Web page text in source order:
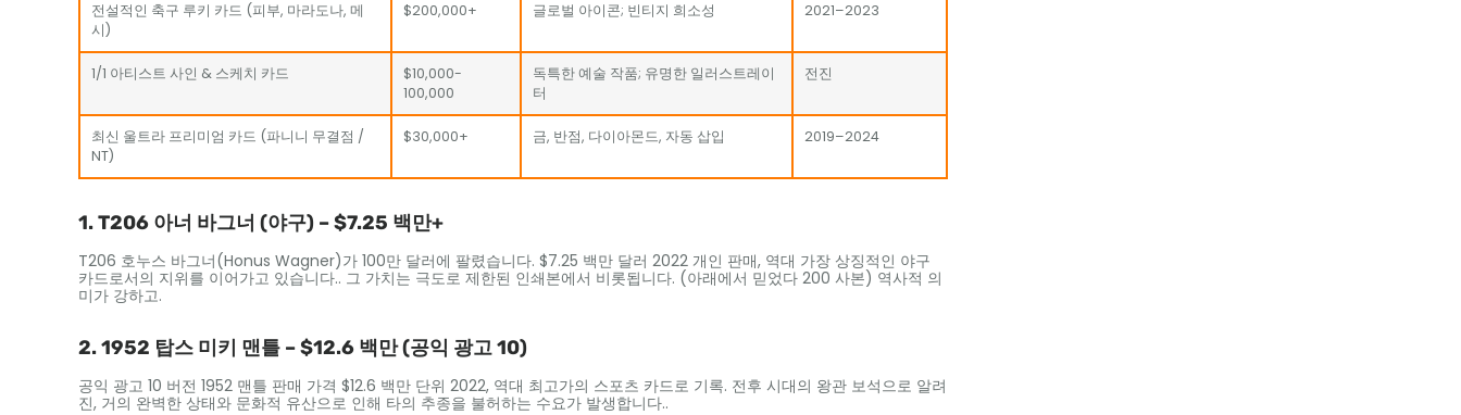
전설적인 축구 루키 카드 (피부, 마라도나, 메
시)
$200,000+ 글로벌 아이콘; 빈티지 희소성 2021–2023
1/1 아티스트 사인 & 스케치 카드
$10,000-
100,000
독특한 예술 작품; 유명한 일러스트레이
터
전진
최신 울트라 프리미엄 카드 (파니니 무결점 /
NT)
$30,000+ 금, 반점, 다이아몬드, 자동 삽입 2019–2024
1. T206 아너 바그너 (야구) – $7.25 백만+
T206 호누스 바그너(Honus Wagner)가 100만 달러에 팔렸습니다. $7.25 백만 달러 2022 개인 판매, 역대 가장 상징적인 야구
카드로서의 지위를 이어가고 있습니다.. 그 가치는 극도로 제한된 인쇄본에서 비롯됩니다. (아래에서 믿었다 200 사본) 역사적 의
미가 강하고.
2. 1952 탑스 미키 맨틀 – $12.6 백만 (공익 광고 10)
공익 광고 10 버전 1952 맨틀 판매 가격 $12.6 백만 단위 2022, 역대 최고가의 스포츠 카드로 기록. 전후 시대의 왕관 보석으로 알려
진, 거의 완벽한 상태와 문화적 유산으로 인해 타의 추종을 불허하는 수요가 발생합니다..